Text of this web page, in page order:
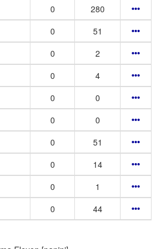
0
280
0
51
0
2
0
4
0
0
0
0
0
51
0
14
0
1
0 44